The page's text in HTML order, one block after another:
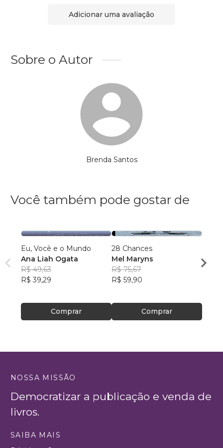
Adicionar uma avaliação
Sobre o Autor
Brenda Santos
Você também pode gostar de
Eu, Você e o Mundo
Ana Liah Ogata
R$ 49,63
R$ 39,29
Comprar
28 Chances
Mel Maryns
R$ 75,67
R$ 59,90
Comprar
R$
NOSSA MISSÃO
Democratizar a publicação e venda de
livros.
SAIBA MAIS